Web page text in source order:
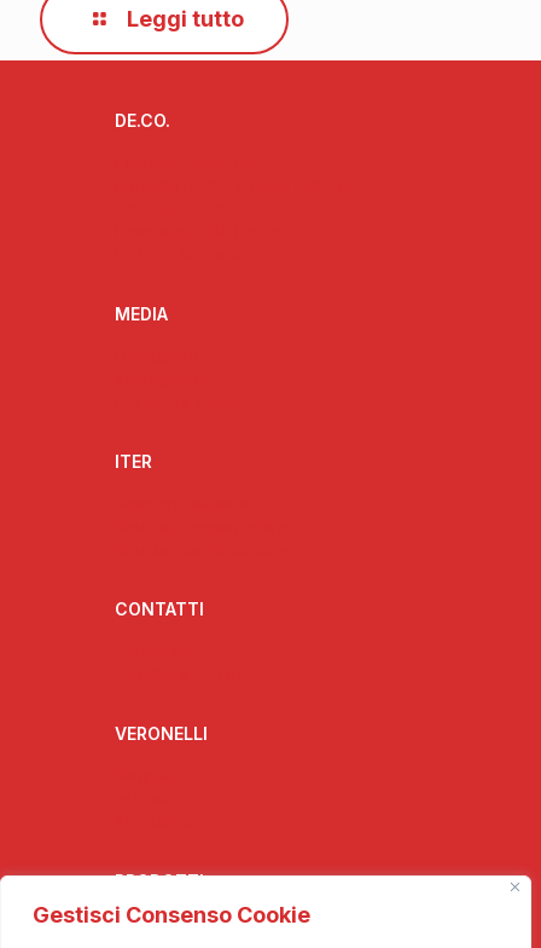
Gestisci Consenso Cookie
Leggi tutto
DE.CO.
MEDIA
ITER
CONTATTI
VERONELLI
PRODOTTI